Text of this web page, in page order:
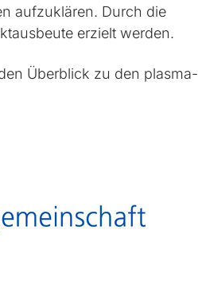
aufzuklären. Durch die
erzielt werden.
Überblick zu den plasma­